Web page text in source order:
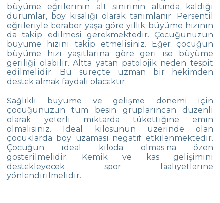
büyüme eğrilerinin alt sınırının altında kaldığı
durumlar, boy kısalığı olarak tanımlanır. Persentil
eğrileriyle beraber yaşa göre yıllık büyüme hızının
da takip edilmesi gerekmektedir. Çocuğunuzun
büyüme hızını takip etmelisiniz. Eğer çocuğun
büyüme hızı yaşıtlarına göre geri ise büyüme
geriliği olabilir. Altta yatan patolojik neden tespit
edilmelidir. Bu süreçte uzman bir hekimden
destek almak faydalı olacaktır.
Sağlıklı büyüme ve gelişme dönemi için
çocuğunuzun tüm besin gruplarından düzenli
olarak yeterli miktarda tükettiğine emin
olmalısınız. İdeal kilosunun üzerinde olan
çocuklarda boy uzaması negatif etkilenmektedir.
Çocuğun ideal kiloda olmasına özen
gösterilmelidir. Kemik ve kas gelişimini
destekleyecek spor faaliyetlerine
yönlendirilmelidir.